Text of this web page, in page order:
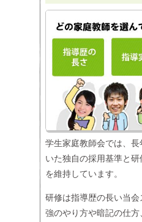
学生家庭教師会では、
いた独自の採用基準と
を維持しています。
研修は指導歴の長い当
強のやり方や暗記の仕